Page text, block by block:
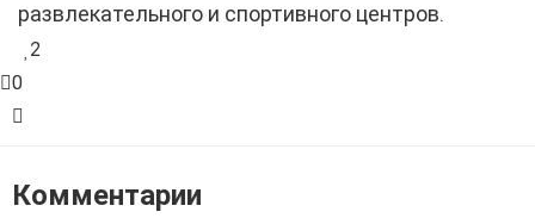
развлекательного и спортивного центров.
2
0
Комментарии